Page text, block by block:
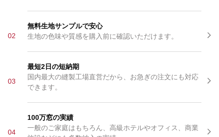
02
無料生地サンプルで安心
生地の色味や質感を購入前に確認いただけます。
03
最短2日の短納期
国内最大の縫製工場直営だから、お急ぎの注文にも対応
できます。
04
100万窓の実績
一般のご家庭はもちろん、高級ホテルやオフィス、商業